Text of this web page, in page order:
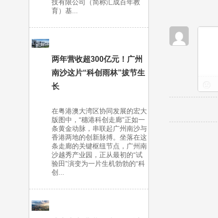
技有限公司（简称汇成百年教
育）基...
两年营收超300亿元！广州
南沙这片“科创雨林”拔节生
长
在粤港澳大湾区协同发展的宏大
版图中，“穗港科创走廊”正如一
条黄金动脉，串联起广州南沙与
香港两地的创新脉搏。坐落在这
条走廊的关键枢纽节点，广州南
沙越秀产业园，正从最初的“试
验田”演变为一片生机勃勃的“科
创...